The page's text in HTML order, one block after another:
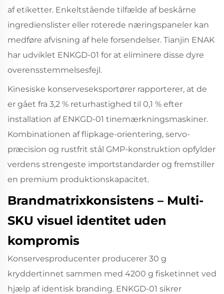
af etiketter. Enkeltstående tilfælde af beskårne
ingredienslister eller roterede næringspaneler kan
medføre afvisning af hele forsendelser. Tianjin ENAK
har udviklet ENKGD-01 for at eliminere disse dyre
overensstemmelsesfejl.
Kinesiske konserveseksportører rapporterer, at de
er gået fra 3,2 % returhastighed til 0,1 % efter
installation af ENKGD-01 tinemærkningsmaskiner.
Kombinationen af flipkage-orientering, servo-
præcision og rustfrit stål GMP-konstruktion opfylder
verdens strengeste importstandarder og fremstiller
en premium produktionskapacitet.
Brandmatrixkonsistens – Multi-
SKU visuel identitet uden
kompromis
Konservesproducenter producerer 30 g
kryddertinnet sammen med 4200 g fisketinnet ved
hjælp af identisk branding. ENKGD-01 sikrer